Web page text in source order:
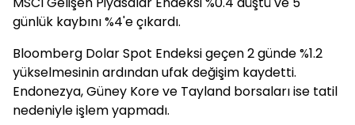
günlük kaybını %4'e çıkardı.
Bloomberg Dolar Spot Endeksi geçen 2 günde %1.2
yükselmesinin ardından ufak değişim kaydetti.
Endonezya, Güney Kore ve Tayland borsaları ise tatil
nedeniyle işlem yapmadı.